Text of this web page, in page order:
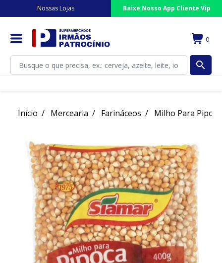
Nossas Lojas Baixe Nosso App Cliente Vip
0
search
Início Mercearia Farináceos Milho Para Pipoca